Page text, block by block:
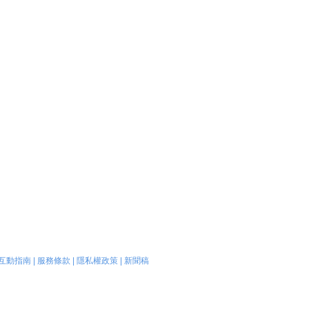
動指南| 服務條款 隱私權政策| 新聞稿